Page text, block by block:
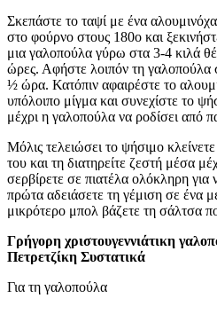
Σκεπάστε το ταψί με ένα
στο φούρνο στους 180ο και
μια γαλοπούλα γύρω στα 3-4 κιλά
ώρες. Αφήστε λοιπόν τη γαλοπούλα
½ ώρα. Κατόπιν αφαιρέστε το
υπόλοιπο μίγμα και συνεχίστε το
μέχρι η γαλοπούλα να ροδίσει από
Μόλις τελειώσει το ψήσιμο
του και τη διατηρείτε ζεστή μέσα
σερβίρετε σε πιατέλα ολόκληρη
πρώτα αδειάσετε τη γέμιση σε ένα
μικρότερο μπολ βάζετε τη σάλτσα
Γρήγορη χριστουγεννιάτικη
Πετρετζίκη Συστατικά
Για τη γαλοπούλα